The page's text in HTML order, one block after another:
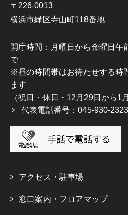
〒226-0013
横浜市緑区寺山町118番地
開庁時間：月曜日から金曜日午
で
※昼の時間帯はお待たせする時
ます
（祝日・休日・12月29日から1
代表電話番号：045-930-2323
アクセス・駐車場
窓口案内・フロアマップ